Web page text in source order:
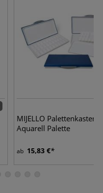
MIJELLO Palettenkasten
Aquarell Palette
ab 15,83 €